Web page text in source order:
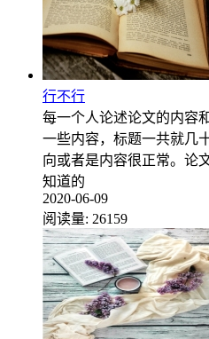
行不行
每一个人论述论文的内容
一些内容，标题一共就几
向或者是内容很正常。论
知道的
2020-06-09
阅读量: 26159